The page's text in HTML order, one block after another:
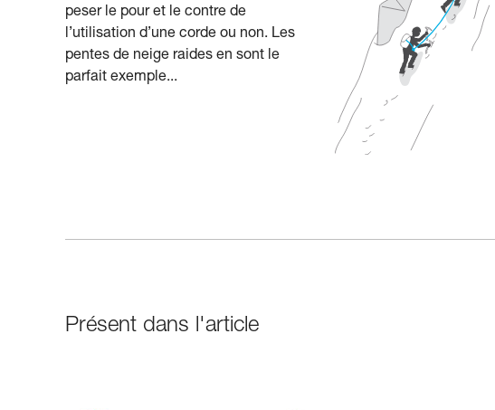
peser le pour et le contre de
l’utilisation d’une corde ou non. Les
pentes de neige raides en sont le
parfait exemple...
Présent dans l'article